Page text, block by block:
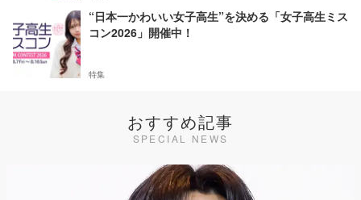
“日本一かわいい女子高生”を決める「女子高生ミス
コン2026」開催中！
特集
おすすめ記事
SPECIAL NEWS